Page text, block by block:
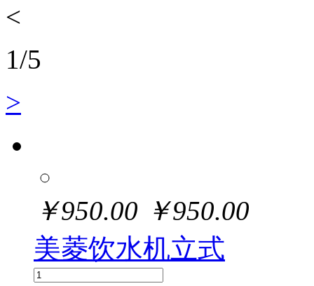
<
1/5
>
￥950.00 ￥950.00
美菱饮水机立式